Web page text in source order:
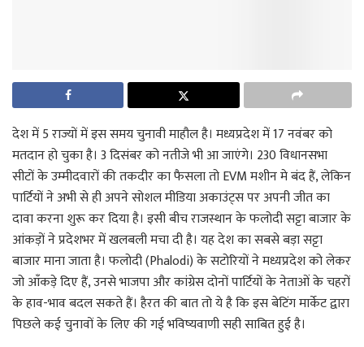
देश में 5 राज्यों में इस समय चुनावी माहौल है। मध्यप्रदेश में 17 नवंबर को
मतदान हो चुका है। 3 दिसंबर को नतीजे भी आ जाएंगे। 230 विधानसभा
सीटों के उम्मीदवारों की तकदीर का फैसला तो EVM मशीन मे बंद हैं, लेकिन
पार्टियों ने अभी से ही अपने सोशल मीडिया अकाउंट्स पर अपनी जीत का
दावा करना शुरू कर दिया है। इसी बीच राजस्थान के फलोदी सट्टा बाजार के
आंकड़ों ने प्रदेशभर में खलबली मचा दी है। यह देश का सबसे बड़ा सट्टा
बाजार माना जाता है। फलोदी (Phalodi) के सटोरियों ने मध्यप्रदेश को लेकर
जो आँकड़े दिए हैं, उनसे भाजपा और कांग्रेस दोनों पार्टियों के नेताओं के चहरों
के हाव-भाव बदल सकते हैं। हैरत की बात तो ये है कि इस बेटिंग मार्केट द्वारा
पिछले कई चुनावों के लिए की गई भविष्यवाणी सही साबित हुई है।